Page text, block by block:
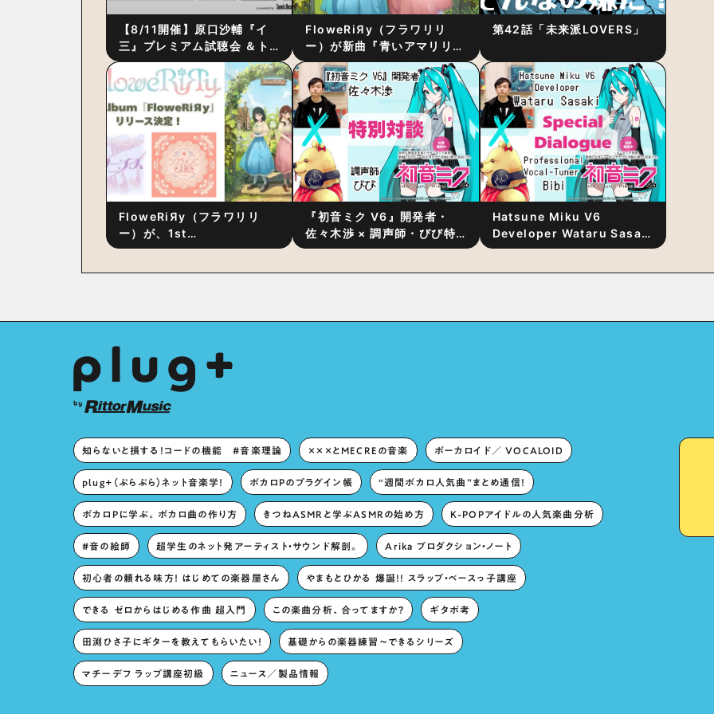
【8/11開催】原口沙輔『イ
三』プレミアム試聴会 ＆ト
ーク・セッション 〜完成直
後の“ピュアな原音体験”と制
作秘話
FloweRiЯy（フラワリリ
ー）が新曲『青いアマリリ
ス』をリリース！1stアルバ
ム詳細も発表
第42話「未来派LOVERS」
FloweRiЯy（フラワリリ
ー）が、1st
Album『FloweRiЯy』を9
『初音ミク V6』開発者・
佐々木渉 × 調声師・びび特
別対談 〜豊かな歌声表現の
Hatsune Miku V6
Developer Wataru Sasaki
× Professional Vocal-
知らないと損する！コードの機能 #音楽理論 ×××とMECREの音楽 ボーカロイド／ VOCALOID
plug+（ぷらぷら）ネット音楽学！ ボカロPのプラグイン帳 “週間ボカロ人気曲”まとめ通信！
ボカロPに学ぶ。ボカロ曲の作り方 きつねASMRと学ぶASMRの始め方 K-POPアイドルの人気楽曲分析
#音の絵師 超学生のネット発アーティスト・サウンド解剖。 Arika プロダクション・ノート
初心者の頼れる味方！ はじめての楽器屋さん やまもとひかる 爆誕!! スラップ・ベースっ子講座
できる ゼロからはじめる作曲 超入門 この楽曲分析、合ってますか？ ギタボ考
田渕ひさ子にギターを教えてもらいたい！ 基礎からの楽器練習〜できるシリーズ
マチーデフ ラップ講座初級 ニュース／製品情報